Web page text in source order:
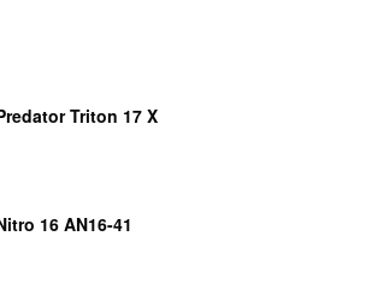
Triton 17 X
16 AN16-41